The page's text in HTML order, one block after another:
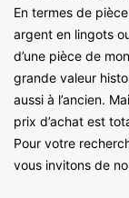
En termes de
argent en lingots
d’une pièce de
grande valeur
aussi à l’ancien.
prix d’achat est
Pour votre
vous invitons de